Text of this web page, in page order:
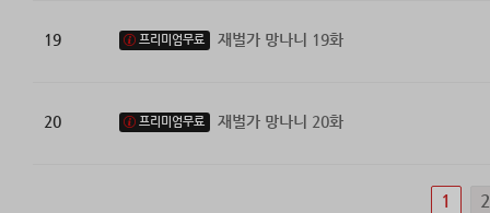
19 프리미엄무료 재벌가 망나니 19화
20 프리미엄무료 재벌가 망나니 20화
1 2